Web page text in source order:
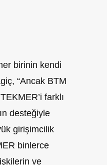
birinin kendi
“Ancak BTM
farklı
desteğiyle
girişimcilik
binlerce
ve